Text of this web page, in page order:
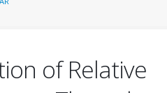
of Relative